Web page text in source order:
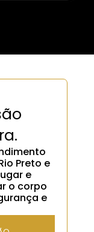
Preto e
e
o corpo
e